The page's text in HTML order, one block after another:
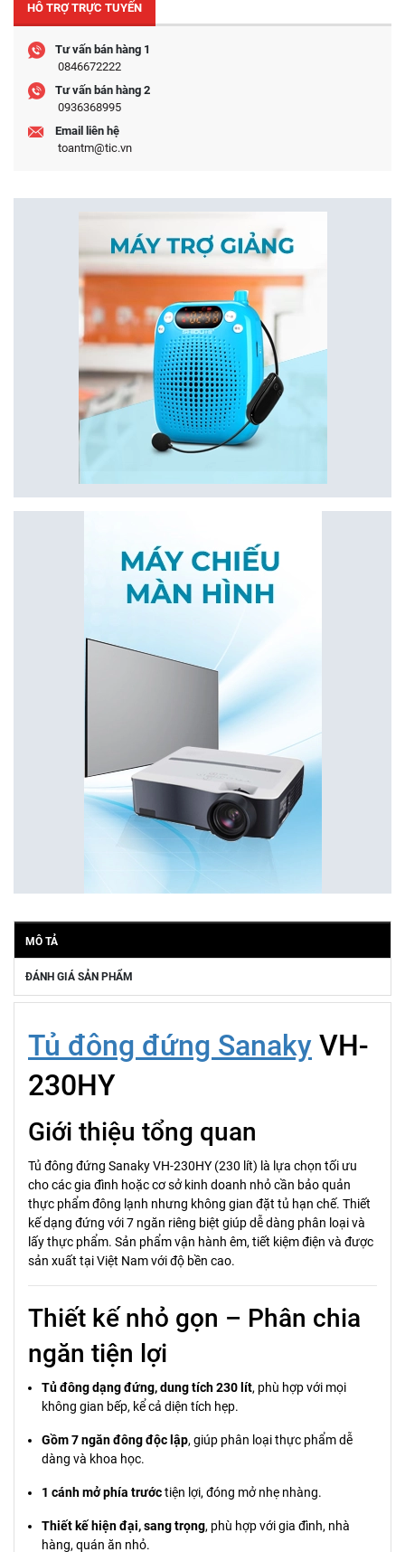
HỖ TRỢ TRỰC TUYẾN
Tư vấn bán hàng 1
0846672222
Tư vấn bán hàng 2
0936368995
Email liên hệ
toantm@tic.vn
MÔ TẢ
ĐÁNH GIÁ SẢN PHẨM
Tủ đông đứng Sanaky VH-
230HY
Giới thiệu tổng quan
Tủ đông đứng Sanaky VH-230HY (230 lít) là lựa chọn tối ưu
cho các gia đình hoặc cơ sở kinh doanh nhỏ cần bảo quản
thực phẩm đông lạnh nhưng không gian đặt tủ hạn chế. Thiết
kế dạng đứng với 7 ngăn riêng biệt giúp dễ dàng phân loại và
lấy thực phẩm. Sản phẩm vận hành êm, tiết kiệm điện và được
sản xuất tại Việt Nam với độ bền cao.
Thiết kế nhỏ gọn – Phân chia
ngăn tiện lợi
Tủ đông dạng đứng, dung tích 230 lít, phù hợp với mọi
không gian bếp, kể cả diện tích hẹp.
Gồm 7 ngăn đông độc lập, giúp phân loại thực phẩm dễ
dàng và khoa học.
1 cánh mở phía trướctiện lợi, đóng mở nhẹ nhàng.
Thiết kế hiện đại, sang trọng, phù hợp với gia đình, nhà
hàng, quán ăn nhỏ.